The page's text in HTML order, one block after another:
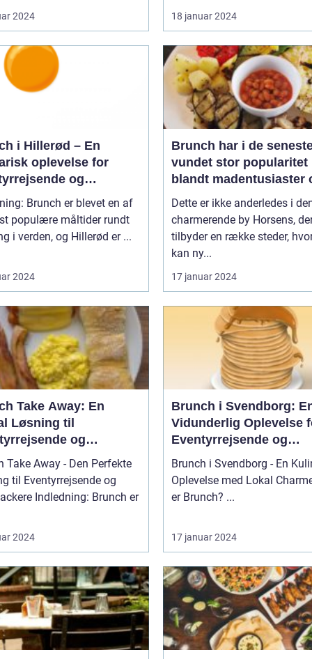
2024 18 januar 2024
i Hillerød – En
oplevelse for
og
Brunch er blevet en af
populære måltider rundt
i verden, og Hillerød er ...
2024
Brunch har i de
vundet stor popularitet
blandt madentusiaster
dem, der elsker at
kombinere de lækreste
morgenmadslækkerier
frokostfavoritter
Dette er ikke anderledes i
charmerende by Horsens,
tilbyder en række steder,
kan ny...
17 januar 2024
Take Away: En
Løsning til
og
Take Away - Den Perfekte
til Eventyrrejsende og
Brunch er
2024
Brunch i Svendborg:
Vidunderlig Oplevelse
Eventyrrejsende og
Backpackere
Brunch i Svendborg - En
Oplevelse med Lokal Charme
er Brunch? ...
17 januar 2024